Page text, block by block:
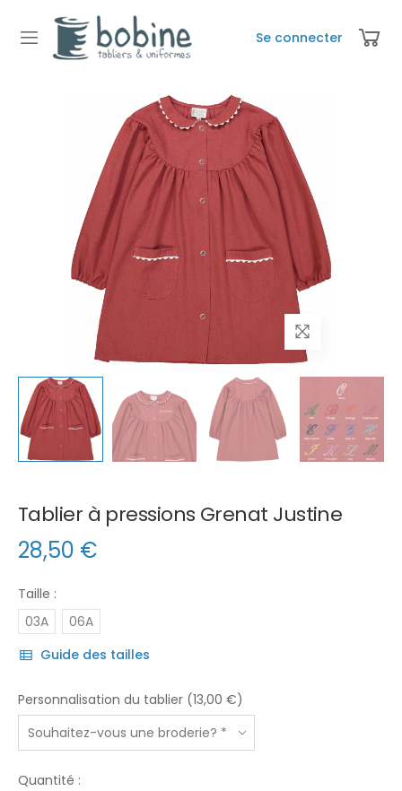
Se connecter
Tablier à pressions Grenat Justine
28,50 €
Taille :
03A
06A
Guide des tailles
Personnalisation du tablier (13,00 €)
Quantité :